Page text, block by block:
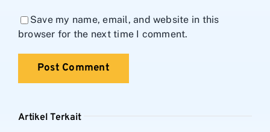
Save my name, email, and website in this
browser for the next time I comment.
Artikel Terkait